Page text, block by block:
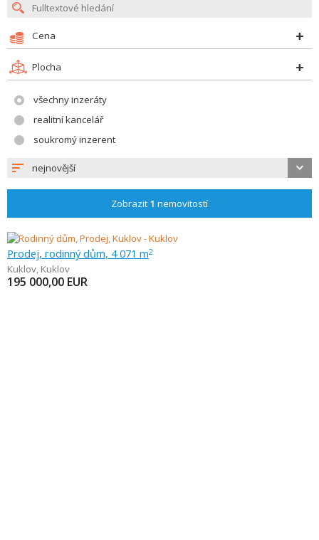
Cena
Plocha
všechny inzeráty
realitní kancelář
soukromý inzerent
nejnovější
Zobrazit 1 nemovitostí
Prodej, rodinný dům, 4 071 m2
Kuklov, Kuklov
195 000,00 EUR